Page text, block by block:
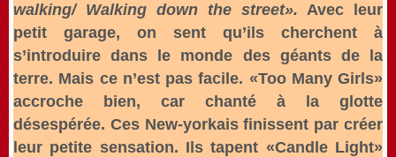
walking/ Walking down the street». Avec leur
petit garage, on sent qu’ils cherchent à
s’introduire dans le monde des géants de la
terre. Mais ce n’est pas facile. «Too Many Girls»
accroche bien, car chanté à la glotte
désespérée. Ces New-yorkais finissent par créer
leur petite sensation. Ils tapent «Candle Light»